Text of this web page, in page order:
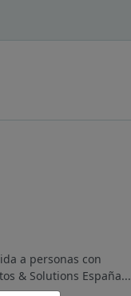
a personas con
& Solutions España...